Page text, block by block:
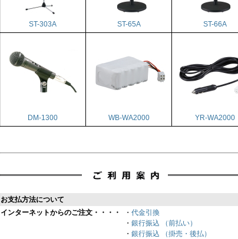
ST-303A ST-65A ST-66A
DM-1300 WB-WA2000 YR-WA2000
お支払方法について
インターネットからのご注文・・・・
・ 代金引換
・ 銀行振込 （前払い）
・ 銀行振込 （掛売・後払）